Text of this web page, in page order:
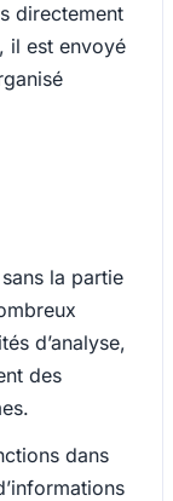
directement
il est envoyé
la partie
d’analyse,
des
dans